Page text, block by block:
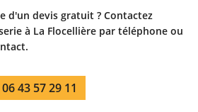
d'un devis gratuit ? Contactez
à La Flocellière par téléphone ou
06 43 57 29 11